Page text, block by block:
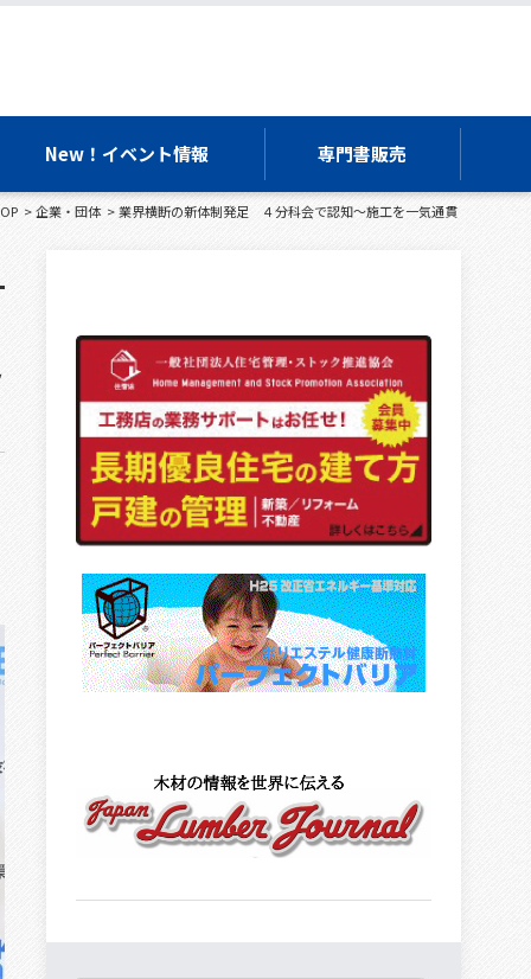
New！イベント情報 専門書販売
企業・団体 業界横断の新体制発足 ４分科会で認知～施工を一気通貫